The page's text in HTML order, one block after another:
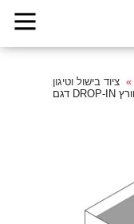
ציוד בישול וטיגון
משטח צליה חלק שליש מחורץ DROP-IN דגם